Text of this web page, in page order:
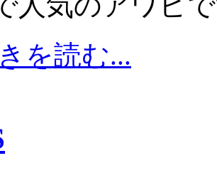
を読む...